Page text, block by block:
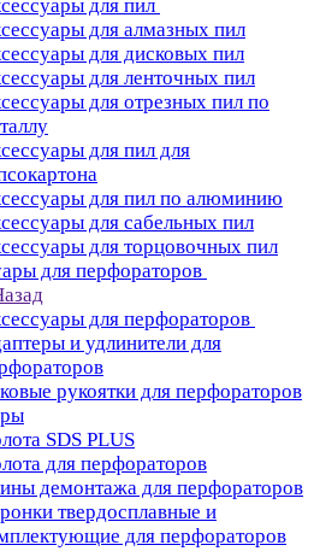
для пил
для алмазных пил
для дисковых пил
для ленточных пил
для отрезных пил по
для пил для
для пил по алюминию
для сабельных пил
для торцовочных пил
для перфораторов
для перфораторов
и удлинители для
рукоятки для перфораторов
SDS PLUS
для перфораторов
демонтажа для перфораторов
твердосплавные и
для перфораторов